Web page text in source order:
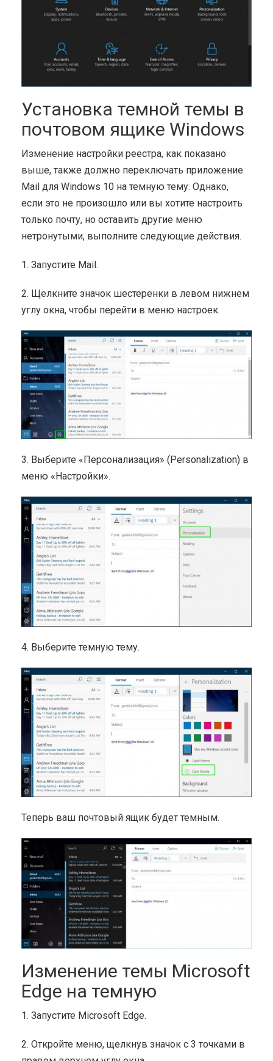
Установка темной темы в
почтовом ящике Windows
Изменение настройки реестра, как показано
выше, также должно переключать приложение
Mail для Windows 10 на темную тему. Однако,
если это не произошло или вы хотите настроить
только почту, но оставить другие меню
нетронутыми, выполните следующие действия.
1. Запустите Mail.
2. Щелкните значок шестеренки в левом нижнем
углу окна, чтобы перейти в меню настроек.
3. Выберите «Персонализация» (Personalization) в
меню «Настройки».
4. Выберите темную тему.
Теперь ваш почтовый ящик будет темным.
Изменение темы Microsoft
Edge на темную
1. Запустите Microsoft Edge.
2. Откройте меню, щелкнув значок с 3 точками в